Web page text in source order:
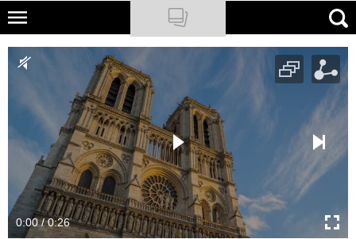
Skip
main
NATIONAL GEOGRAPHIC
PODCASTY
Sklep
Newsletter
Cuda Polski
0:00 / 0:26